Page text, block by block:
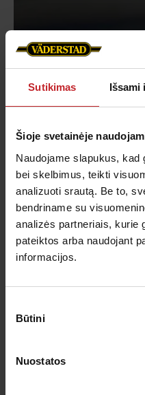
Sutikimas Išsami
Šioje svetainėje
Naudojame slapukus, kad
bei skelbimus, teikti
analizuoti srautą. Be to,
bendriname su
analizės partneriais, kurie
pateiktos arba naudojant
informacijos.
pasirinkimas
Būtini
Nuostatos
TrueCut
rezultatus
Väderstad TrueCut
frezavimo metodas.
formą.
Per visą disko